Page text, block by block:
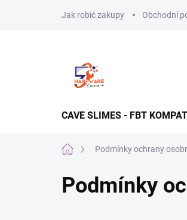
Jak robić zakupy Obchodní
CAVE SLIMES - FBT
Home Podmínky ochrany
Podmínky